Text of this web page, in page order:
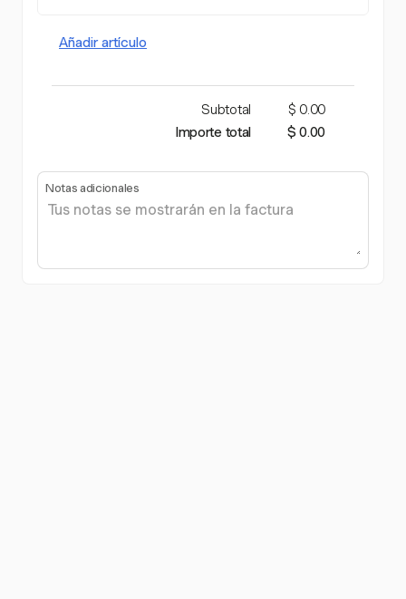
Añadir artículo
Subtotal
$ 0.00
Importe total
$ 0.00
Notas adicionales